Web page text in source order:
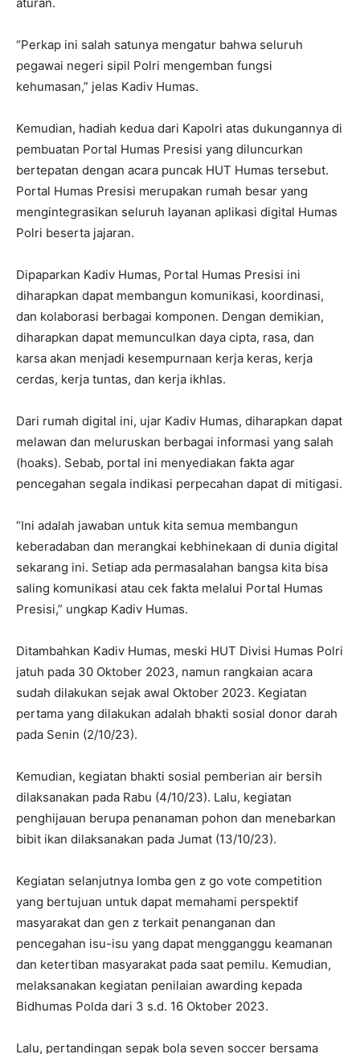
“Perkap ini salah satunya mengatur bahwa seluruh
pegawai negeri sipil Polri mengemban fungsi
kehumasan,” jelas Kadiv Humas.
Kemudian, hadiah kedua dari Kapolri atas dukungannya di
pembuatan Portal Humas Presisi yang diluncurkan
bertepatan dengan acara puncak HUT Humas tersebut.
Portal Humas Presisi merupakan rumah besar yang
mengintegrasikan seluruh layanan aplikasi digital Humas
Polri beserta jajaran.
Dipaparkan Kadiv Humas, Portal Humas Presisi ini
diharapkan dapat membangun komunikasi, koordinasi,
dan kolaborasi berbagai komponen. Dengan demikian,
diharapkan dapat memunculkan daya cipta, rasa, dan
karsa akan menjadi kesempurnaan kerja keras, kerja
cerdas, kerja tuntas, dan kerja ikhlas.
Dari rumah digital ini, ujar Kadiv Humas, diharapkan dapat
melawan dan meluruskan berbagai informasi yang salah
(hoaks). Sebab, portal ini menyediakan fakta agar
pencegahan segala indikasi perpecahan dapat di mitigasi.
“Ini adalah jawaban untuk kita semua membangun
keberadaban dan merangkai kebhinekaan di dunia digital
sekarang ini. Setiap ada permasalahan bangsa kita bisa
saling komunikasi atau cek fakta melalui Portal Humas
Presisi,” ungkap Kadiv Humas.
Ditambahkan Kadiv Humas, meski HUT Divisi Humas Polri
jatuh pada 30 Oktober 2023, namun rangkaian acara
sudah dilakukan sejak awal Oktober 2023. Kegiatan
pertama yang dilakukan adalah bhakti sosial donor darah
pada Senin (2/10/23).
Kemudian, kegiatan bhakti sosial pemberian air bersih
dilaksanakan pada Rabu (4/10/23). Lalu, kegiatan
penghijauan berupa penanaman pohon dan menebarkan
bibit ikan dilaksanakan pada Jumat (13/10/23).
Kegiatan selanjutnya lomba gen z go vote competition
yang bertujuan untuk dapat memahami perspektif
masyarakat dan gen z terkait penanganan dan
pencegahan isu-isu yang dapat mengganggu keamanan
dan ketertiban masyarakat pada saat pemilu. Kemudian,
melaksanakan kegiatan penilaian awarding kepada
Bidhumas Polda dari 3 s.d. 16 Oktober 2023.
Lalu, pertandingan sepak bola seven soccer bersama